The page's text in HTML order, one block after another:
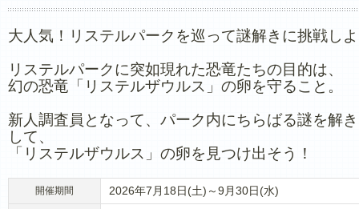
大人気！リステルパークを巡って謎解きに挑戦し
リステルパークに突如現れた恐竜たちの目的は、
幻の恐竜「リステルザウルス」の卵を守ること。
新人調査員となって、パーク内にちらばる謎を解
して、
「リステルザウルス」の卵を見つけ出そう！
開催期間 2026年7月18日(土)～9月30日(水)